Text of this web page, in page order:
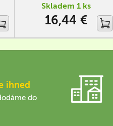
Skladem 1 ks
16,44 €
ihned
do